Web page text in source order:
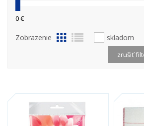
0 €
Zobrazenie skladom
zrušiť